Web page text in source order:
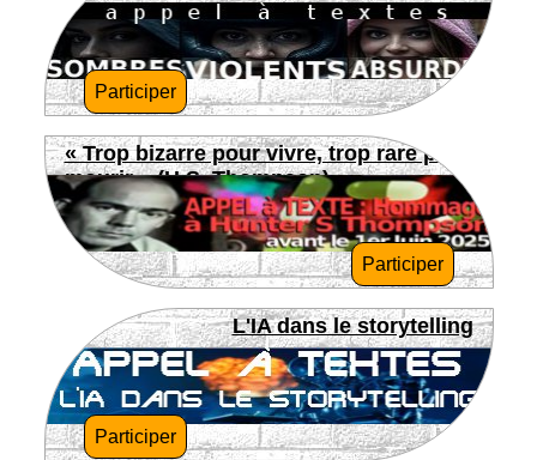
Participer
« Trop bizarre pour vivre, trop rare pour
mourir » (H.S. Thompson)
Participer
L'IA dans le storytelling
Participer